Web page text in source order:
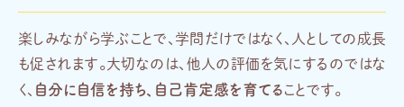
楽しみながら学ぶことで、学問だけではなく、人としての成長
も促されます。大切なのは、他人の評価を気にするのではな
く、 自分に自信を持ち、自己肯定感を育てることです。